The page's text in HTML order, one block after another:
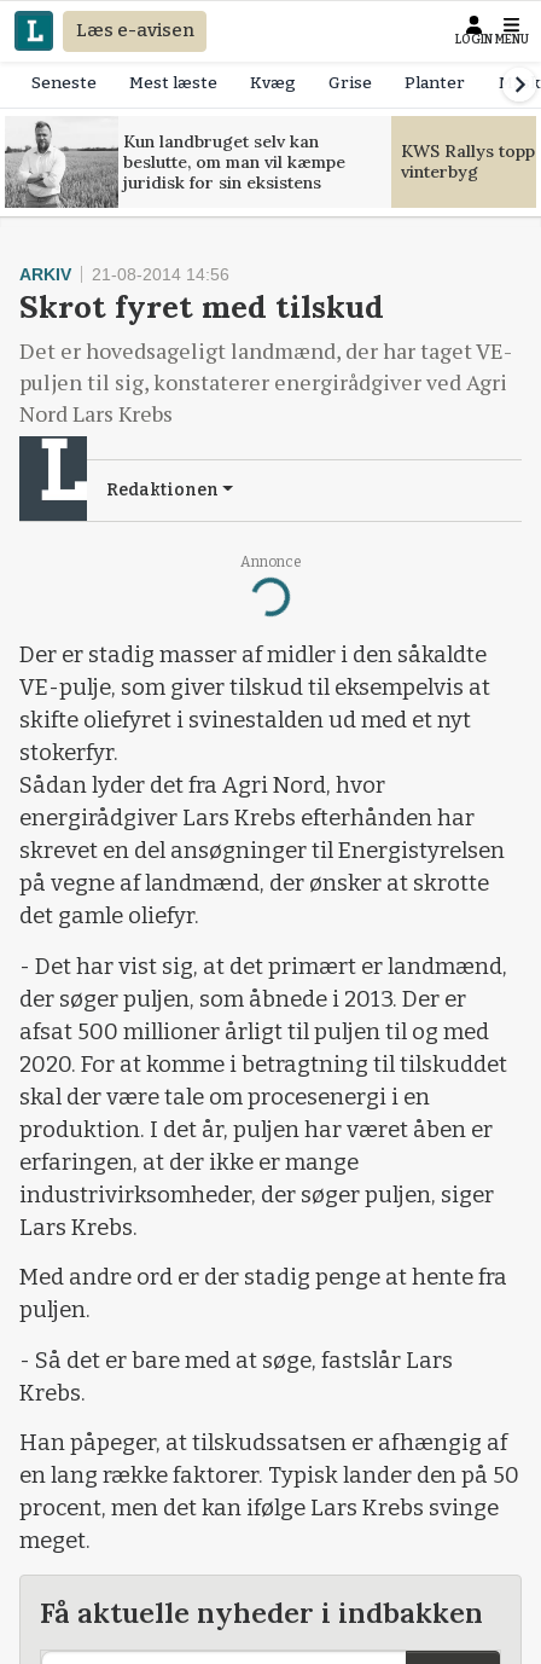
Læs e-avisen LOGIN MENU
Seneste Mest læste Kvæg Grise Planter
Kun landbruget selv kan
beslutte, om man vil kæmpe
juridisk for sin eksistens
KWS Rallys
vinterbyg
Annonce
Loading...
ARKIV 21-08-2014 14:56
Skrot fyret med tilskud
Det er hovedsageligt landmænd, der har taget VE-
puljen til sig, konstaterer energirådgiver ved Agri
Nord Lars Krebs
Redaktionen
Der er stadig masser af midler i den såkaldte
VE-pulje, som giver tilskud til eksempelvis at
skifte oliefyret i svinestalden ud med et nyt
stokerfyr.
Sådan lyder det fra Agri Nord, hvor
energirådgiver Lars Krebs efterhånden har
skrevet en del ansøgninger til Energistyrelsen
på vegne af landmænd, der ønsker at skrotte
det gamle oliefyr.
- Det har vist sig, at det primært er landmænd,
der søger puljen, som åbnede i 2013. Der er
afsat 500 millioner årligt til puljen til og med
2020. For at komme i betragtning til tilskuddet
skal der være tale om procesenergi i en
produktion. I det år, puljen har været åben er
erfaringen, at der ikke er mange
industrivirksomheder, der søger puljen, siger
Lars Krebs.
Med andre ord er der stadig penge at hente fra
puljen.
- Så det er bare med at søge, fastslår Lars
Krebs.
Han påpeger, at tilskudssatsen er afhængig af
en lang række faktorer. Typisk lander den på 50
procent, men det kan ifølge Lars Krebs svinge
meget.
Få aktuelle nyheder i indbakken